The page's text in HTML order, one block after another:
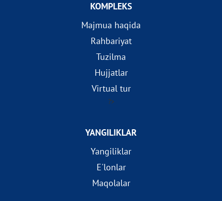
KOMPLEKS
Majmua haqida
Rahbariyat
Tuzilma
Hujjatlar
Virtual tur
?>
YANGILIKLAR
Yangiliklar
E'lonlar
Maqolalar